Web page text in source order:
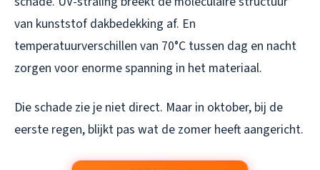
van kunststof dakbedekking af. En
temperatuurverschillen van 70°C tussen dag en nacht
zorgen voor enorme spanning in het materiaal.
Die schade zie je niet direct. Maar in oktober, bij de
eerste regen, blijkt pas wat de zomer heeft aangericht.